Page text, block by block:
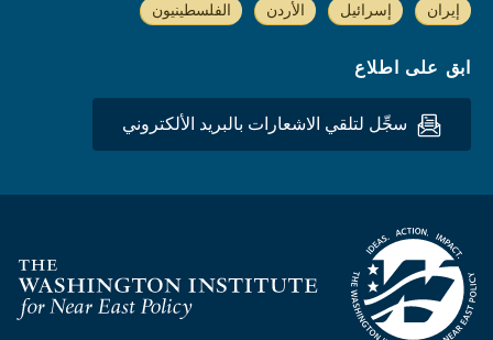
إيران إسرائيل الأردن الفلسطينيون
ابق على اطلاع
سجِّل لتلقي الاشعارات بالبريد الألكتروني
Homepage